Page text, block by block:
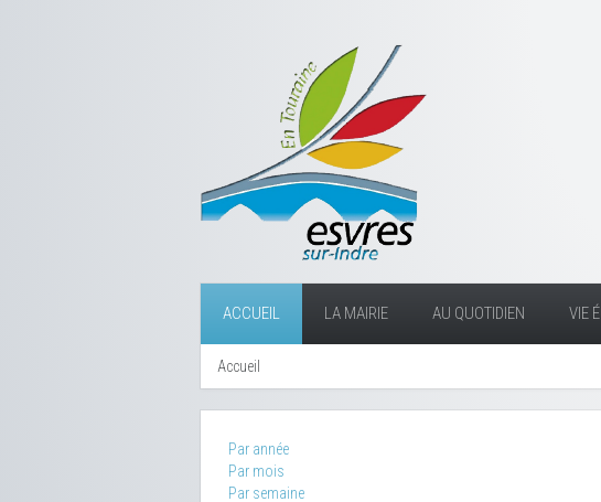
ACCUEIL LA MAIRIE AU QUOTIDIEN VIE
Accueil
Par année
Par mois
Par semaine